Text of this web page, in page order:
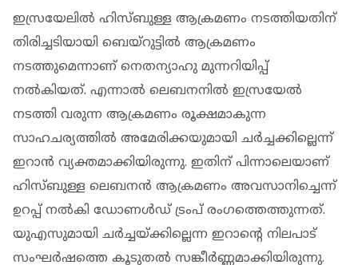
ഇസ്രയേലിൽ ഹിസ്ബുള്ള ആക്രമണം നടത്തിയതിന്
തിരിച്ചടിയായി ബെയ്റുട്ടിൽ ആക്രമണം
നടത്തുമെന്നാണ് നെതന്യാഹു മുന്നറിയിപ്പ്
നൽകിയത്. എന്നാൽ ലെബനനിൽ ഇസ്രയേൽ
നടത്തി വരുന്ന ആക്രമണം രൂക്ഷമാകുന്ന
സാഹചര്യത്തിൽ അമേരിക്കയുമായി ചർച്ചക്കില്ലെന്ന്
ഇറാൻ വ്യക്തമാക്കിയിരുന്നു. ഇതിന് പിന്നാലെയാണ്
ഹിസ്ബുള്ള ലെബനൻ ആക്രമണം അവസാനിച്ചെന്ന്
ഉറപ്പ് നൽകി ഡോണൾഡ് ട്രംപ് രം​ഗത്തെത്തുന്നത്.
യുഎസുമായി ചർച്ചയ്ക്കില്ലെന്ന ഇറാൻ്റെ നിലപാട്
സംഘർഷത്തെ കൂടുതൽ സങ്കീർണ്ണമാക്കിയിരുന്നു.